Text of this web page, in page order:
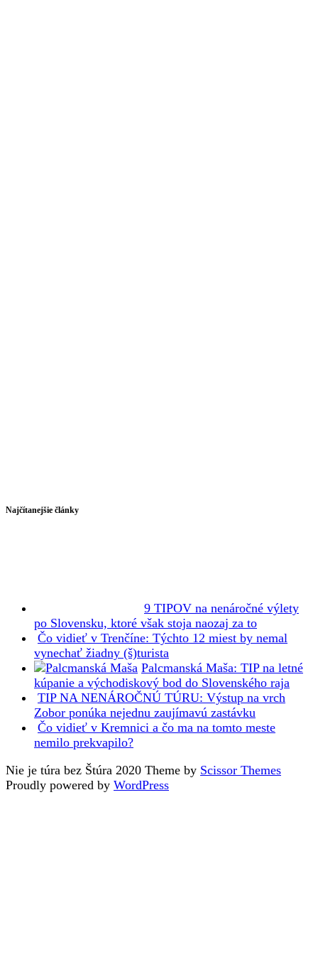
Najčítanejšie články
9 TIPOV na nenáročné výlety
po Slovensku, ktoré však stoja naozaj za to
Čo vidieť v Trenčíne: Týchto 12 miest by nemal
vynechať žiadny (š)turista
Palcmanská Maša: TIP na letné
kúpanie a východiskový bod do Slovenského raja
TIP NA NENÁROČNÚ TÚRU: Výstup na vrch
Zobor ponúka nejednu zaujímavú zastávku
Čo vidieť v Kremnici a čo ma na tomto meste
nemilo prekvapilo?
Nie je túra bez Štúra 2020 Theme by Scissor Themes
Proudly powered by WordPress